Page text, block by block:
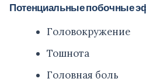
Потенциальные побочные
Головокружение
Тошнота
Головная боль